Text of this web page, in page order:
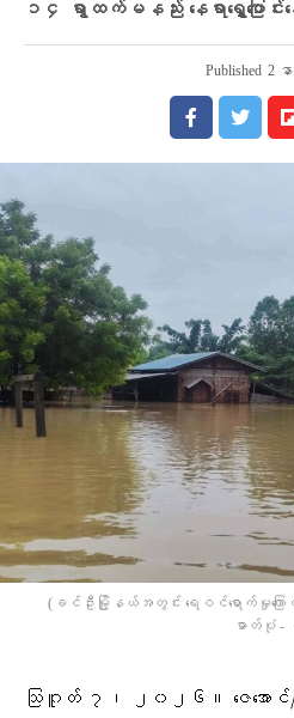
၁၄ ရွာထက်မနည်း နေရာရွှေ့ပြော
Published 2 န
(ခင်ဦးမြို့နယ်အတွင်း ရေဝင်ရောက်မှုကြောင့်
ဓာတ်ပုံ -
သြဂူတ် ၇၊ ၂၀၂၆။ ဇေအောင်/